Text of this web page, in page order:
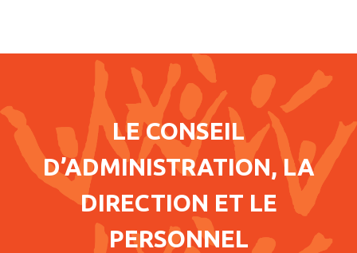
LE CONSEIL
D’ADMINISTRATION, LA
DIRECTION ET LE
PERSONNEL